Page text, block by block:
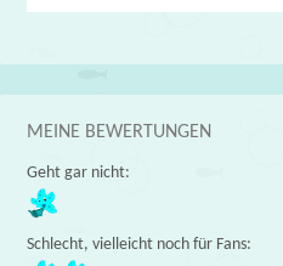
MEINE BEWERTUNGEN
Geht gar nicht:
Schlecht, vielleicht noch für Fans: